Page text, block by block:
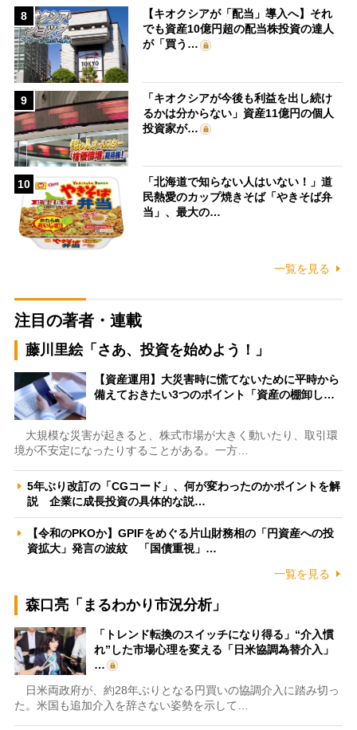
8
【キオクシアが「配当」導入へ】それ
でも資産10億円超の配当株投資の達人
が「買う…
9
「キオクシアが今後も利益を出し続け
るかは分からない」資産11億円の個人
投資家が…
10
「北海道で知らない人はいない！」道
民熱愛のカップ焼きそば「やきそば弁
当」、最大の…
一覧を見る
注目の著者・連載
藤川里絵「さあ、投資を始めよう！」
【資産運用】大災害時に慌てないために平時から
備えておきたい3つのポイント「資産の棚卸し…
大規模な災害が起きると、株式市場が大きく動いたり、取引環
境が不安定になったりすることがある。一方…
5年ぶり改訂の「CGコード」、何が変わったのかポイントを解
説 企業に成長投資の具体的な説…
【令和のPKOか】GPIFをめぐる片山財務相の「円資産への投
資拡大」発言の波紋 「国債重視」…
一覧を見る
森口亮「まるわかり市況分析」
「トレンド転換のスイッチになり得る」“介入慣
れ”した市場心理を変える「日米協調為替介入」
…
日米両政府が、約28年ぶりとなる円買いの協調介入に踏み切っ
た。米国も追加介入を辞さない姿勢を示して…